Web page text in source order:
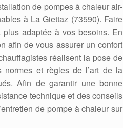
de pompes à chaleur air-
à La Giettaz (73590). Faire
plus adaptée à vos besoins. En
afin de vous assurer un confort
réalisent la pose de
et règles de l’art de la
Afin de garantir une bonne
technique et des conseils
de pompe à chaleur sur